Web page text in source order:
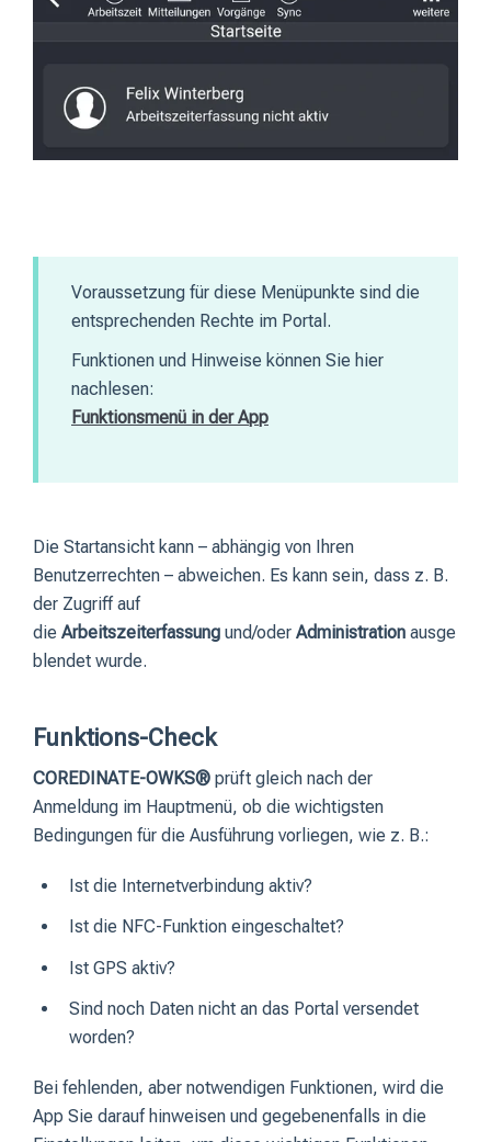
Voraussetzung für diese Menüpunkte sind die
entsprechenden Rechte im Portal.
Funktionen und Hinweise können Sie hier
nachlesen:
Funktionsmenü in der App
Die Startansicht kann – abhängig von Ihren
Benutzerrechten – abweichen. Es kann sein, dass z. B.
der Zugriff auf
die Arbeitszeiterfassung und/oder Administration ausge
blendet wurde.
Funktions-Check
COREDINATE-OWKS® prüft gleich nach der
Anmeldung im Hauptmenü, ob die wichtigsten
Bedingungen für die Ausführung vorliegen, wie z. B.:
Ist die Internetverbindung aktiv?
Ist die NFC-Funktion eingeschaltet?
Ist GPS aktiv?
Sind noch Daten nicht an das Portal versendet
worden?
Bei fehlenden, aber notwendigen Funktionen, wird die
App Sie darauf hinweisen und gegebenenfalls in die